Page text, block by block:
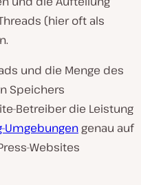
(hier oft als
und die Menge des
Speichers
Betreiber die Leistung
Umgebungen genau auf
Websites